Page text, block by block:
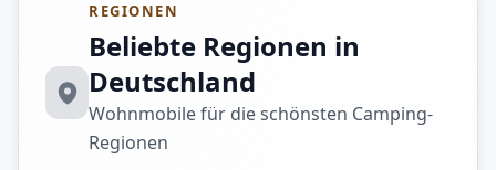
REGIONEN
Beliebte Regionen in
Deutschland
Wohnmobile für die schönsten Camping-
Regionen